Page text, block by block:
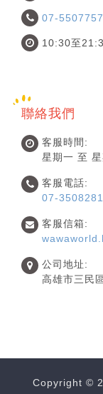
07-5507757
10:30至
聯絡我們
客服時間:
星期一 至
客服電話:
07-3508281
客服信箱:
公司地址:
高雄市三民
Copyright ©